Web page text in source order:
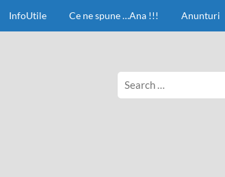
InfoUtile Ce ne spune …Ana !!! Anunturi